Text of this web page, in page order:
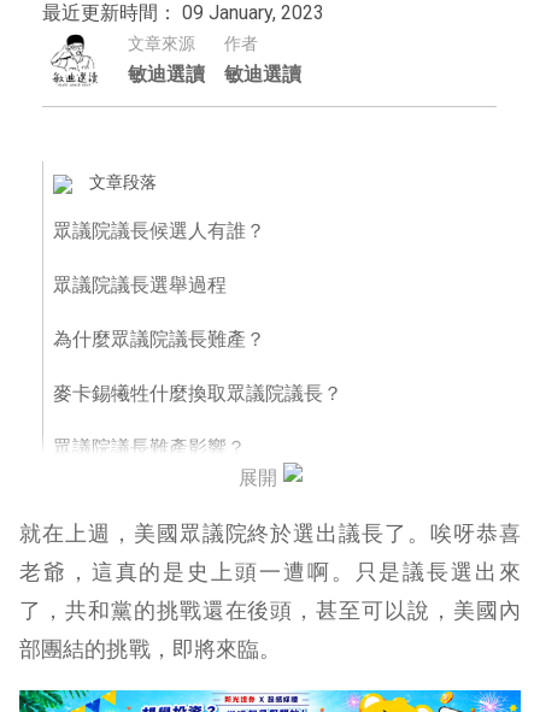
最近更新時間： 09 January, 2023
文章來源
敏迪選讀
作者
敏迪選讀
文章段落
眾議院議長候選人有誰？
眾議院議長選舉過程
為什麼眾議院議長難產？
麥卡錫犧牲什麼換取眾議院議長？
眾議院議長難產影響？
展開
就在上週，美國眾議院終於選出議長了。唉呀恭喜
老爺，這真的是史上頭一遭啊。只是議長選出來
了，共和黨的挑戰還在後頭，甚至可以說，美國內
部團結的挑戰，即將來臨。